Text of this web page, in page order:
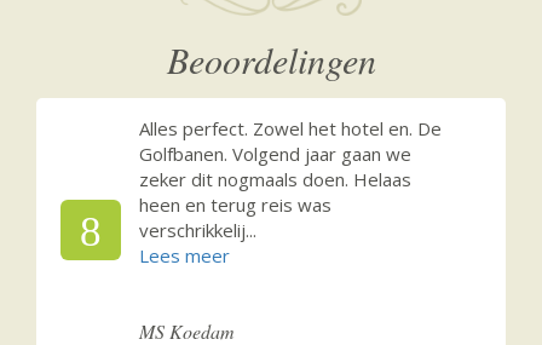
Beoordelingen
8
Alles perfect. Zowel het hotel en. De
Golfbanen. Volgend jaar gaan we
zeker dit nogmaals doen. Helaas
heen en terug reis was
verschrikkelij...
MS Koedam